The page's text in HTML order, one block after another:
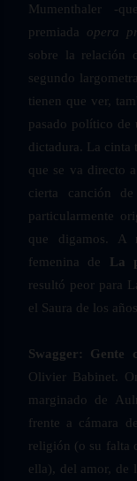
Mumenthaler -
premiada opera
sobre la relación
segundo
tienen que ver,
pasado político
dictadura. La cinta
que se va directo
cierta canción
particularmente
que digamos. A
femenina de La
resultó peor para
el Saura de los
Swagger: Gente
Olivier Babinet.
marginado de
frente a cámara
religión (o su falta
ella), del amor, de